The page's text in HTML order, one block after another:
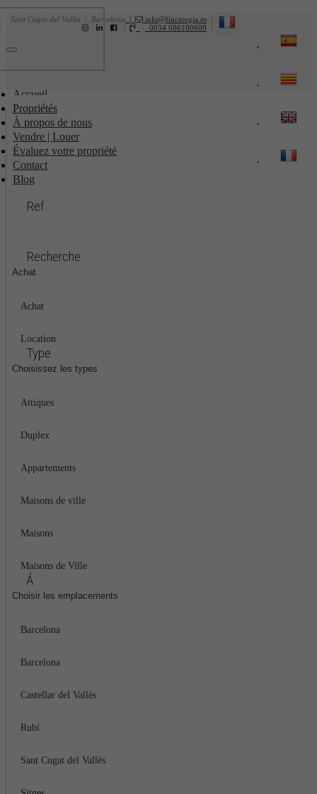
| info@fincaregia.es
Sant Cugat del Vallès | Barcelona
0034 686100609
-
Toggle
Accueil
Propriétés
À propos de nous
Vendre | Louer
Évaluez votre propriété
Contact
Blog
Ref.
Recherche
Achat
Achat
Location
Type
Choisissez les types
Attiques
Duplex
Appartements
Maisons de ville
Maisons
Maisons de Ville
Á
Choisir les emplacements
Barcelona
Barcelona
Castellar del Vallès
Rubí
Sant Cugat del Vallès